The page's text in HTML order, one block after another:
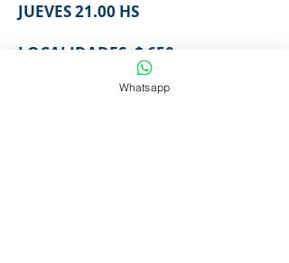
JUEVES21.00 HS
LOCALIDADES: $ 650
Whatsapp